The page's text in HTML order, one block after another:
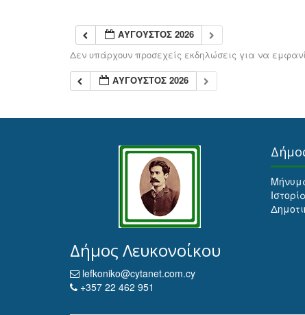
ΑΎΓΟΥΣΤΟΣ 2026
Δεν υπάρχουν προσεχείς εκδηλώσεις για να
ΑΎΓΟΥΣΤΟΣ 2026
Δήμος Λευκονοίκου
lefkoniko@cytanet.com.cy
+357 22 462 951